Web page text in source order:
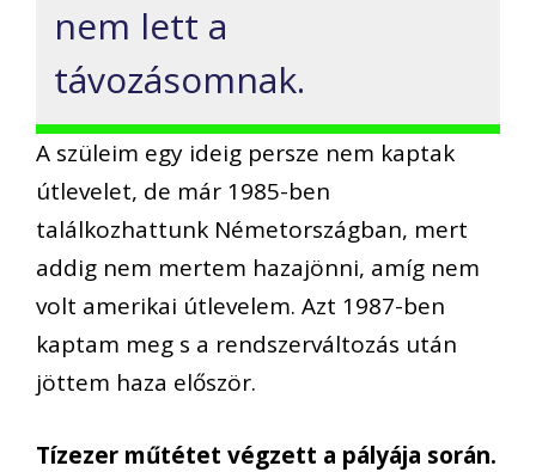
nem lett a
távozásomnak.
A szüleim egy ideig persze nem kaptak
útlevelet, de már 1985-ben
találkozhattunk Németországban, mert
addig nem mertem hazajönni, amíg nem
volt amerikai útlevelem. Azt 1987-ben
kaptam meg s a rendszerváltozás után
jöttem haza először.
Tízezer műtétet végzett a pályája során.